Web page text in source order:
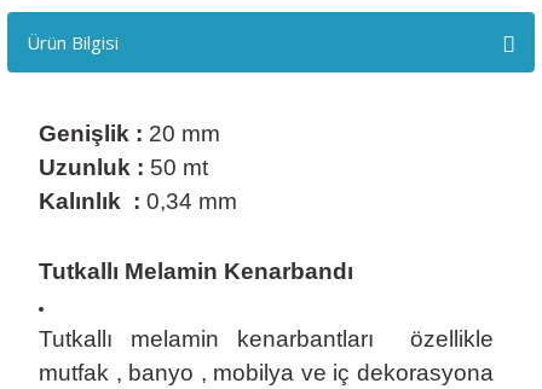
Ürün Bilgisi
Genişlik : 20 mm
Uzunluk : 50 mt
Kalınlık : 0,34 mm
Tutkallı Melamin Kenarbandı
Tutkallı melamin kenarbantları özellikle
mutfak , banyo , mobilya ve iç dekorasyona